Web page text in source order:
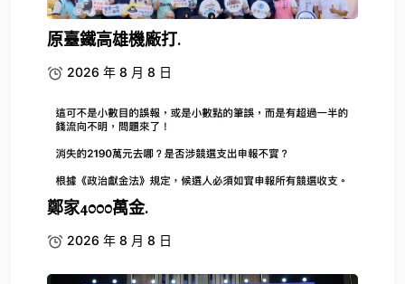
原臺鐵高雄機廠打.
2026 年 8 月 8 日
鄭家4000萬金.
2026 年 8 月 8 日